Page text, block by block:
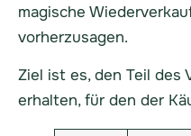
magische
vorherzusagen.
Ziel ist es, den Teil des
erhalten, für den der